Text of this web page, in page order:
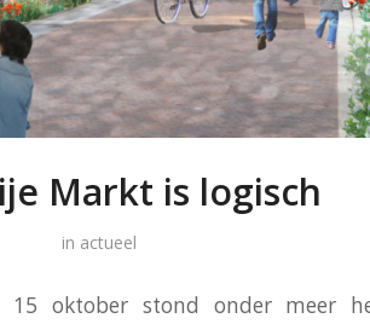
Markt is logisch
in actueel
oktober stond onder meer